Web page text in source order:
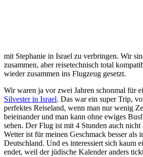
mit Stephanie in Israel zu verbringen. Wir
zusammen, aber reisetechnisch total
wieder zusammen ins Flugzeug gesetzt.
Wir waren ja vor zwei Jahren schonmal für
Silvester in Israel. Das war ein super Trip,
perfektes Reiseland, wenn man nur wenig
beieinander und man kann ohne ewiges
sehen. Der Flug ist mit 4 Stunden auch nicht
Wetter ist für meinen Geschmack besser als
Deutschland. Und es interessiert sich kaum
endet, weil der jüdische Kalender anders